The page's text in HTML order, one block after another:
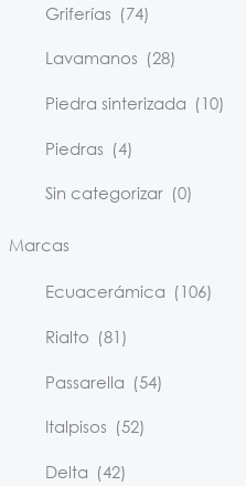
Griferías (74)
Lavamanos (28)
Piedra sinterizada (10)
Piedras (4)
Sin categorizar (0)
Marcas
Ecuacerámica (106)
Rialto (81)
Passarella (54)
Italpisos (52)
Delta (42)